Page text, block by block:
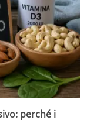
perché i